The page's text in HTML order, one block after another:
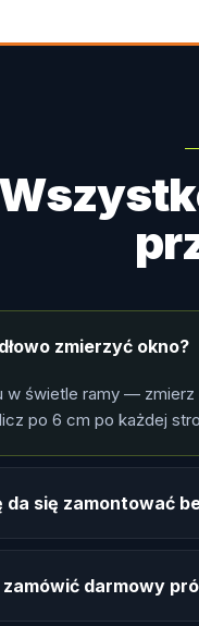
zmierzyć okno?
w świetle ramy —
po 6 cm po każdej
da się zamontować
zamówić darmowy